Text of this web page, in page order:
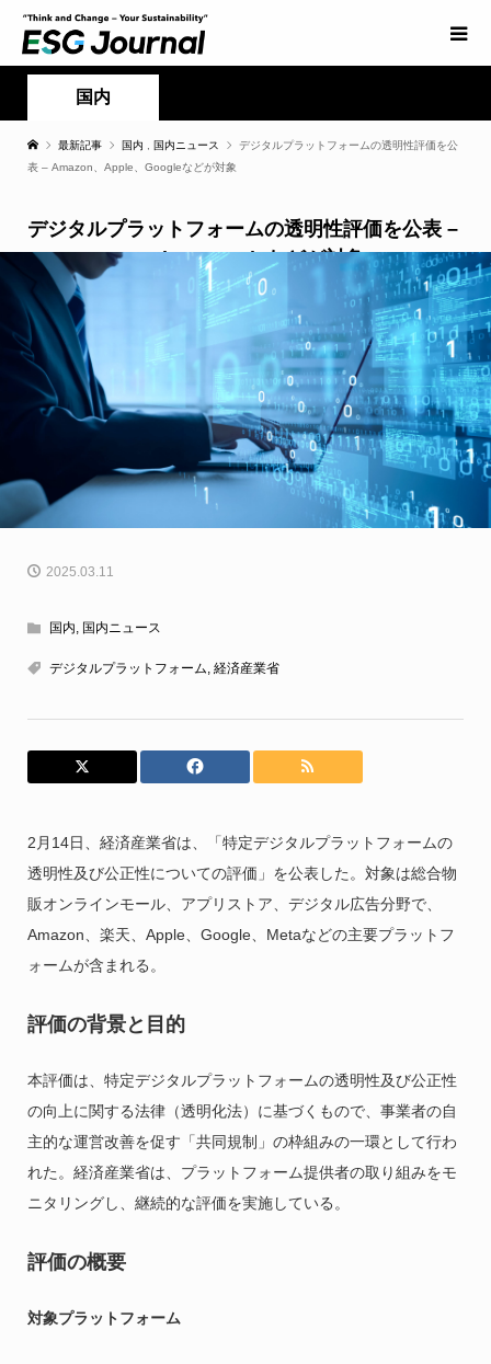
国内
最新記事 国内 国内ニュース
デジタルプラットフォームの透明性評価を公
表 – Amazon、Apple、Googleなどが対象
デジタルプラットフォームの透明性評価を公表 –
Amazon、Apple、Googleなどが対象
2025.03.11
国内, 国内ニュース
デジタルプラットフォーム, 経済産業省
2月14日、経済産業省は、「特定デジタルプラットフォームの
透明性及び公正性についての評価」を公表した。対象は総合物
販オンラインモール、アプリストア、デジタル広告分野で、
Amazon、楽天、Apple、Google、Metaなどの主要プラットフ
ォームが含まれる。
評価の背景と目的
本評価は、特定デジタルプラットフォームの透明性及び公正性
の向上に関する法律（透明化法）に基づくもので、事業者の自
主的な運営改善を促す「共同規制」の枠組みの一環として行わ
れた。経済産業省は、プラットフォーム提供者の取り組みをモ
ニタリングし、継続的な評価を実施している。
評価の概要
対象プラットフォーム